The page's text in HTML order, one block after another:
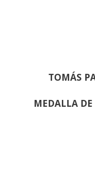
TOMÁS
MEDALLA